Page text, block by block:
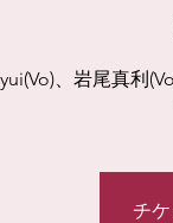
、岩尾真利
チ